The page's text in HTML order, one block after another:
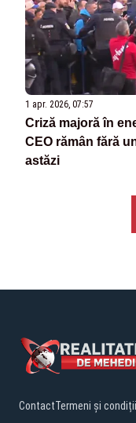
1 apr. 2026, 07:57
Criză majoră în
CEO rămân fără
astăzi
ContactTermeni și condiții